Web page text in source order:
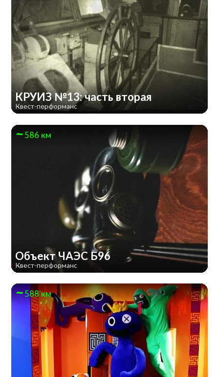
КРУИЗ №13: часть вторая
Квест-перформанс
586 км
Объект ЧАЭС Б96
Квест-перформанс
588 км